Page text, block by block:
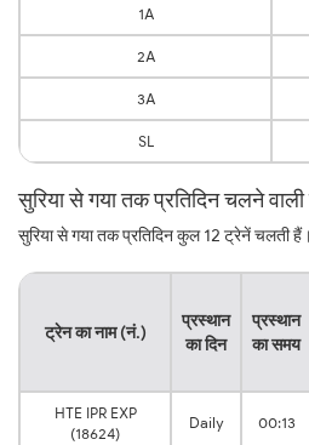
1A
2A
3A
SL
सुरिया से गया तक प्रतिदिन चलने
सुरिया से गया तक प्रतिदिन कुल 12 ट्रेनें चलती
ट्रेन का नाम (नं.)
प्रस्थान
का दिन
प्रस्थान
का समय
HTE IPR EXP
(18624)
Daily 00:13